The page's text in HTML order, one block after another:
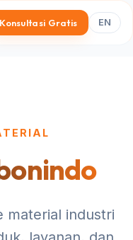
Konsultasi Gratis EN
material industri